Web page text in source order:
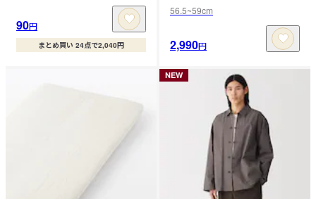
90円
まとめ買い 24点で2,040円
56.5~59cm
2,990円
NEW